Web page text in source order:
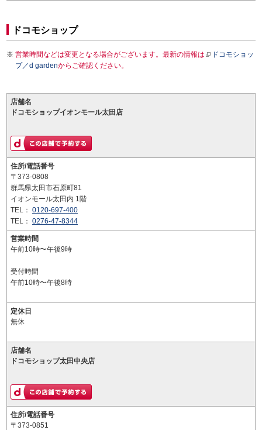
ドコモショップ
営業時間などは変更となる場合がございます。最新の情報は
ドコモショッ
プ／d gardenからご確認ください。
店舗名
ドコモショップイオンモール太田店
住所/電話番号
〒373-0808
群馬県太田市石原町81
イオンモール太田内 1階
TEL： 0120-697-400
TEL： 0276-47-8344
営業時間
午前10時〜午後9時
受付時間
午前10時〜午後8時
定休日
無休
店舗名
ドコモショップ太田中央店
住所/電話番号
〒373-0851